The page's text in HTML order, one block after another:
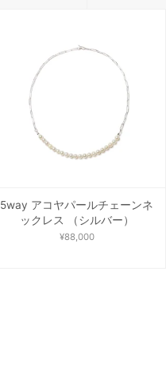
え
5way アコヤパールチェーンネ
ックレス （シルバー）
¥88,000